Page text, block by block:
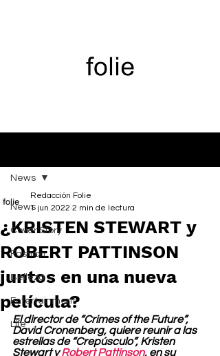
News
Cover Story
Fashion
Belleza
Entertainment
Life
News
¿KRISTEN STEWART y
ROBERT PATTINSON
juntos en una nueva
película?
Redacción Folie
1 jun 2022 2 min de lectura
El director de “Crimes of the Future”,
David Cronenberg, quiere reunir a las
estrellas de “Crepúsculo”, Kristen
Stewart y Robert Pattinson, en su